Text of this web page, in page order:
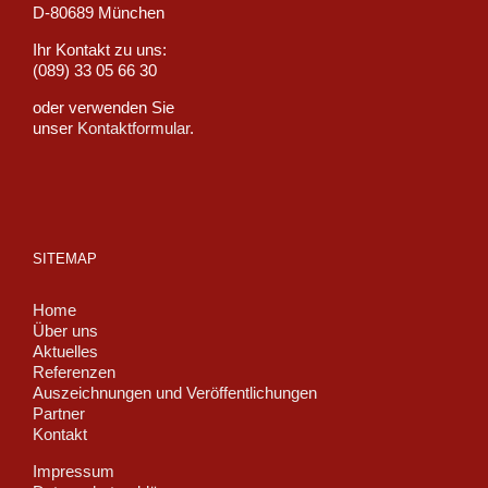
D-80689 München
Ihr Kontakt zu uns:
(089) 33 05 66 30
oder verwenden Sie
unser Kontaktformular.
SITEMAP
Home
Über uns
Aktuelles
Referenzen
Auszeichnungen und Veröffentlichungen
Partner
Kontakt
Impressum